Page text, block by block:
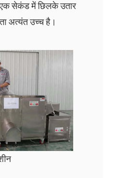
सेकंड में छिलके उतार
अत्यंत उच्च है।